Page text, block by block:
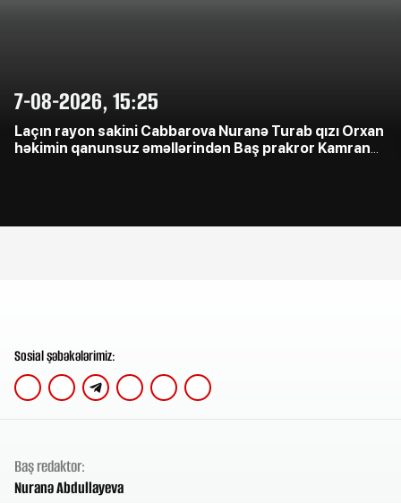
7-08-2026, 15:25
Laçın rayon sakini Cabbarova Nuranə Turab qızı Orxan
həkimin qanunsuz əməllərindən Baş prakror Kamran
Sosial şəbəkələrimiz:
Baş redaktor:
Nuranə Abdullayeva